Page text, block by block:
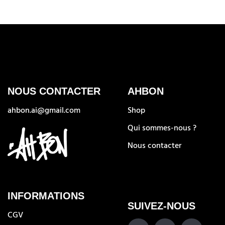
NOUS CONTACTER
ahbon.ai@gmail.com
AHBON
Shop
Qui sommes-nous ?
Nous contacter
INFORMATIONS
CGV
SUIVEZ-NOUS